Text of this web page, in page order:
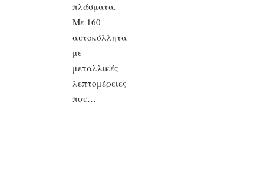
πλάσματα.
Με 160
αυτοκόλλητα
με
μεταλλικές
λεπτομέρειες
που…